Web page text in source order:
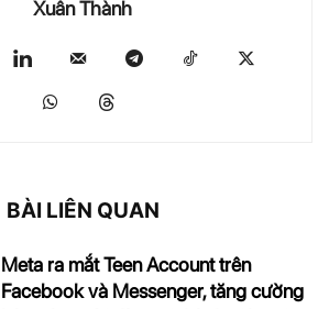
Xuân Thành
BÀI LIÊN QUAN
Meta ra mắt Teen Account trên
Facebook và Messenger, tăng cường